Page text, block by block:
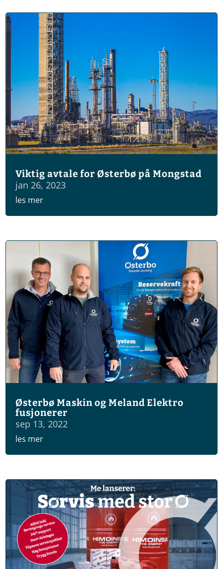
Viktig avtale for Østerbø på Mongstad
jan 26, 2023
les mer
Østerbø Maskin og Meland Elektro
fusjonerer
sep 13, 2022
les mer